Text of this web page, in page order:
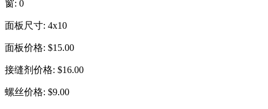
窗: 0
面板尺寸: 4x10
面板价格: $15.00
接缝剂价格: $16.00
螺丝价格: $9.00